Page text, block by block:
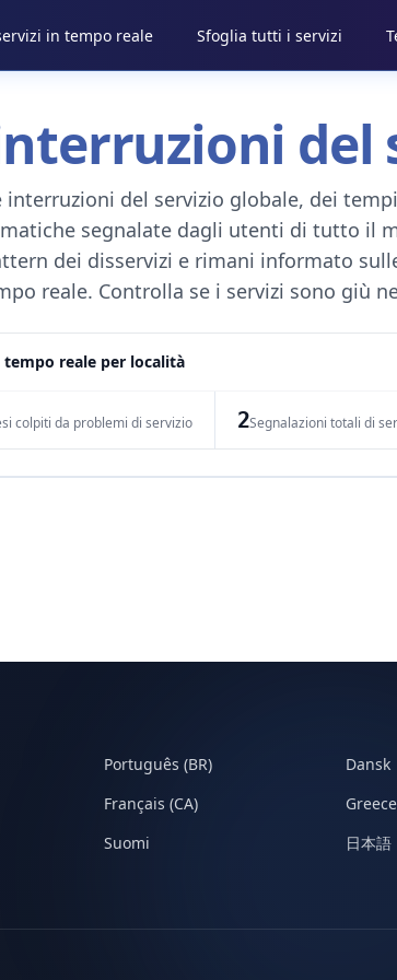
in tempo reale Sfoglia tutti i servizi
del
interruzioni del servizio globale, dei
segnalate dagli utenti di tutto il
dei disservizi e rimani informato
reale. Controlla se i servizi sono giù
reale per località
colpiti da problemi di servizio 2Segnalazioni totali di
Português (BR) Dansk
Français (CA) Greece
Suomi 日本語